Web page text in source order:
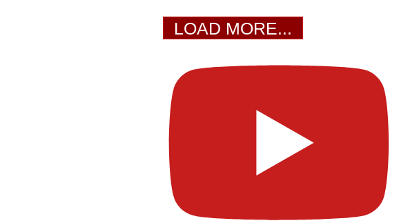
LOAD MORE...